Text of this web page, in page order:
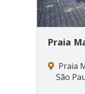
Praia
Praia
São